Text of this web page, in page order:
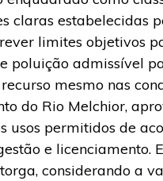
estabelecidas
limites objetivos
poluição admissível
mesmo nas
do Rio Melchior,
usos permitidos de
e licenciamento.
considerando a